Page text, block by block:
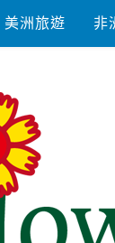
美洲旅遊 非